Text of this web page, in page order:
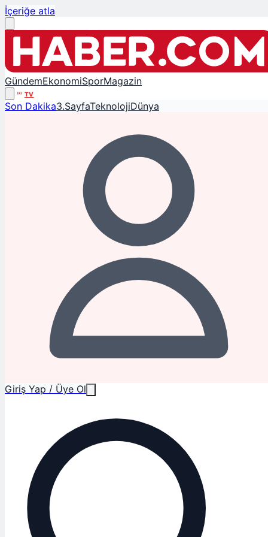
İçeriğe atla
GündemEkonomiSporMagazin
TV
Son Dakika3.SayfaTeknolojiDünya
Giriş Yap / Üye Ol